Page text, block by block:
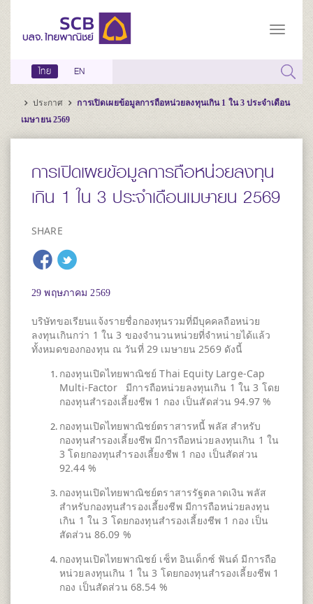
ไทย EN
ประกาศ
การเปิดเผยข้อมูลการถือหน่วยลงทุนเกิน 1 ใน 3 ประจำเดือน
เมษายน 2569
การเปิดเผยข้อมูลการถือหน่วยลงทุน
เกิน 1 ใน 3 ประจำเดือนเมษายน 2569
SHARE
29 พฤษภาคม 2569
บริษัทขอเรียนแจ้งรายชื่อกองทุนรวมที่มีบุคคลถือหน่วย
ลงทุนเกินกว่า 1 ใน 3 ของจำนวนหน่วยที่จำหน่ายได้แล้ว
ทั้งหมดของกองทุน ณ วันที่ 29 เมษายน 2569 ดังนี้
กองทุนเปิดไทยพาณิชย์ Thai Equity Large-Cap
Multi-Factor มีการถือหน่วยลงทุนเกิน 1 ใน 3 โดย
กองทุนสำรองเลี้ยงชีพ 1 กอง เป็นสัดส่วน 94.97 %
กองทุนเปิดไทยพาณิชย์ตราสารหนี้ พลัส สำหรับ
กองทุนสำรองเลี้ยงชีพ มีการถือหน่วยลงทุนเกิน 1 ใน
3 โดยกองทุนสำรองเลี้ยงชีพ 1 กอง เป็นสัดส่วน
92.44 %
กองทุนเปิดไทยพาณิชย์ตราสารรัฐตลาดเงิน พลัส
สำหรับกองทุนสำรองเลี้ยงชีพ มีการถือหน่วยลงทุน
เกิน 1 ใน 3 โดยกองทุนสำรองเลี้ยงชีพ 1 กอง เป็น
สัดส่วน 86.09 %
กองทุนเปิดไทยพาณิชย์ เซ็ท อินเด็กซ์ ฟันด์ มีการถือ
หน่วยลงทุนเกิน 1 ใน 3 โดยกองทุนสำรองเลี้ยงชีพ 1
กอง เป็นสัดส่วน 68.54 %